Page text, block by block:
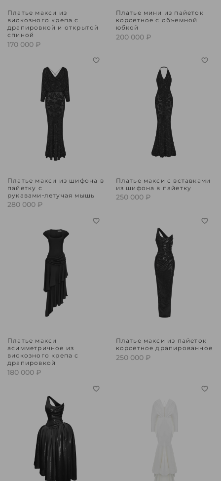
Платье макси из
вискозного крепа с
драпировкой и открытой
спиной
170 000 ₽
Платье мини из пайеток
корсетное с объемной
юбкой
200 000 ₽
Платье макси из шифона в
пайетку с
рукавами‑летучая мышь
280 000 ₽
Платье макси с вставками
из шифона в пайетку
250 000 ₽
Платье макси
асимметричное из
вискозного крепа с
драпировкой
180 000 ₽
Платье макси из пайеток
корсетное драпированное
250 000 ₽